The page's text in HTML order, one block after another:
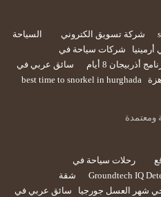
شركة تسويق الكتروني
السياحة
شركات سياحة في
أذربيجان 8 أيام
سائق عربي في
best time to snorkel in hurghada
ومعتمدة
رحلات سياحة في
Groundtech IQ
شقة
شهر العسل جورجيا سائق عربي في